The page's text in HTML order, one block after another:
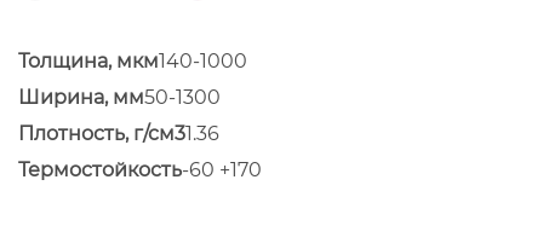
Толщина, мкм140-1000
Ширина, мм50-1300
Плотность, г/см31.36
Термостойкость-60 +170